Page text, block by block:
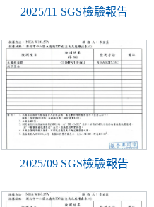
2025/11 SGS檢驗報告
2025/09 SGS檢驗報告